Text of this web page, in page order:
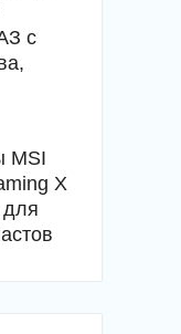
с
MSI
X